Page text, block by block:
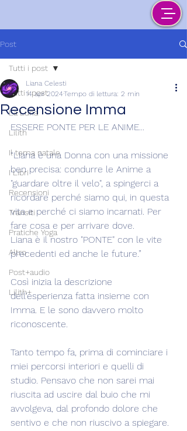
Post
Tutti i post
La Luna
Lilith
Il tema natale
I Libri
Recensioni
Transiti
Pratiche Yoga
Altro
Post+audio
Lilith+
Tutti i post
Recensione Imma
Liana Celesti
14 apr 2024Tempo di lettura: 2 min
ESSERE PONTE PER LE ANIME...
“Liana è una Donna con una missione
ben precisa: condurre le Anime a
"guardare oltre il velo", a spingerci a
ricordare perché siamo qui, in questa
vita e perché ci siamo incarnati. Per
fare cosa e per arrivare dove.
Liana è il nostro "PONTE" con le vite
precedenti ed anche le future.”
Così inizia la descrizione
dell'esperienza fatta insieme con
Imma. E le sono davvero molto
riconoscente.
Tanto tempo fa, prima di cominciare i
miei percorsi interiori e quelli di
studio. Pensavo che non sarei mai
riuscita ad uscire dal buio che mi
avvolgeva, dal profondo dolore che
sentivo e che non riuscivo a spiegare.